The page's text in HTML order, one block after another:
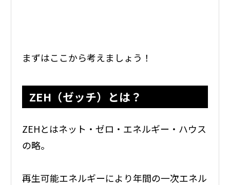
まずはここから考えましょう！
ZEH（ゼッチ）とは？
ZEHとはネット・ゼロ・エネルギー・ハウス
の略。
再生可能エネルギーにより年間の一次エネル